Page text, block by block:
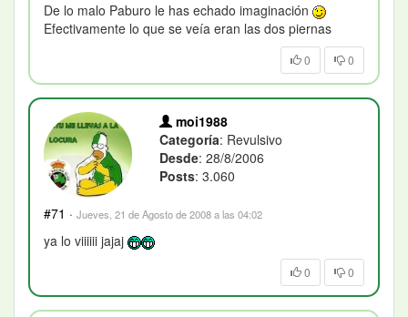
De lo malo Paburo le has echado imaginación
Efectivamente lo que se veía eran las dos piernas
0 0
moi1988
Categoría: Revulsivo
Desde: 28/8/2006
Posts: 3.060
#71 · Jueves, 21 de Agosto de 2008 a las 04:02
ya lo viiiiii jajaj
0 0